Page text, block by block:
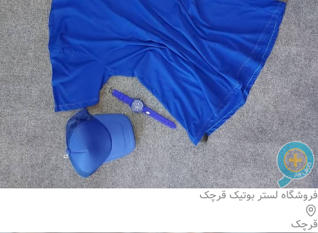
فروشگاه لستر بوتیک قرچک
قرچک